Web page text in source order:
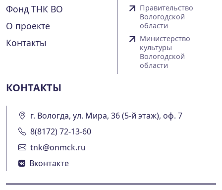
Фонд ТНК ВО
О проекте
Контакты
Правительство
Вологодской
области
Министерство
культуры
Вологодской
области
КОНТАКТЫ
г. Вологда, ул. Мира, 36 (5-й этаж), оф. 7
8(8172) 72-13-60
tnk@onmck.ru
Вконтакте